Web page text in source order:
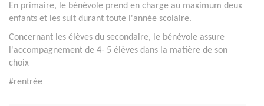
En primaire, le bénévole prend en charge au maximum deux
enfants et les suit durant toute l'année scolaire.
Concernant les élèves du secondaire, le bénévole assure
l'accompagnement de 4- 5 élèves dans la matière de son
choix
#rentrée